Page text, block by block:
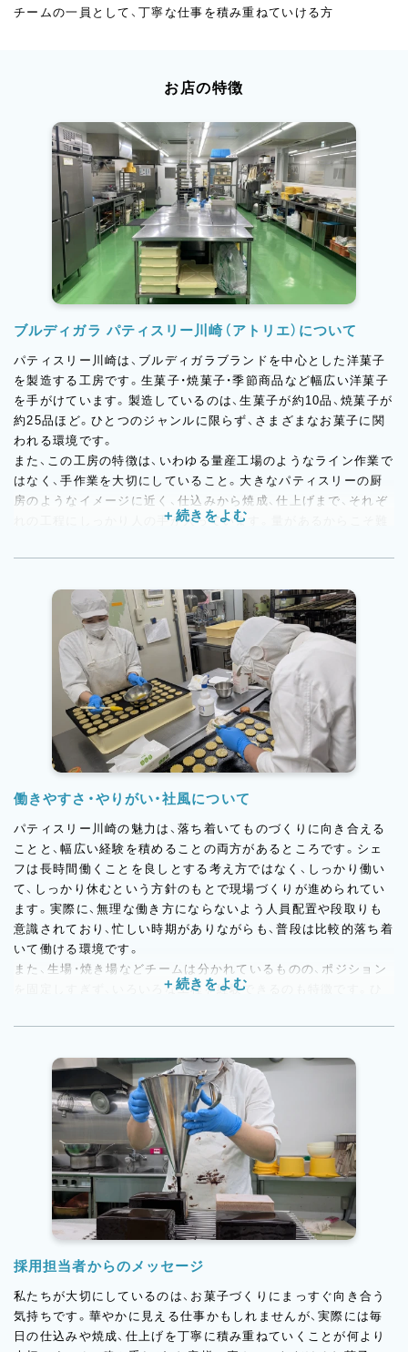
チームの一員として、丁寧な仕事を積み重ねていける方
お店の特徴
ブルディガラ パティスリー川崎（アトリエ）について
パティスリー川崎は、ブルディガラブランドを中心とした洋菓子
を製造する工房です。生菓子・焼菓子・季節商品など幅広い洋菓子
を手がけています。製造しているのは、生菓子が約10品、焼菓子が
約25品ほど。ひとつのジャンルに限らず、さまざまなお菓子に関
われる環境です。
また、この工房の特徴は、いわゆる量産工場のようなライン作業で
はなく、手作業を大切にしていること。大きなパティスリーの厨
房のようなイメージに近く、仕込みから焼成、仕上げまで、それぞ
れの工程にしっかり人の手が入っています。量があるからこそ難
でいただける品質を保ち続けることを大切にしています。ブラン
働きやすさ・やりがい・社風について
パティスリー川崎の魅力は、落ち着いてものづくりに向き合える
ことと、幅広い経験を積めることの両方があるところです。シェ
フは長時間働くことを良しとする考え方ではなく、しっかり働い
て、しっかり休むという方針のもとで現場づくりが進められてい
ます。実際に、無理な働き方にならないよう人員配置や段取りも
意識されており、忙しい時期がありながらも、普段は比較的落ち着
いて働ける環境です。
また、生場・焼き場などチームは分かれているものの、ポジション
を固定しすぎず、いろいろな工程を経験できるのも特徴です。ひ
で、成長の実感を持ちやすいと思います。現場ではお互いに声を
るところは締めるメリハリのある空気感です。ひとりで黙々と抱
え込むより、チームでより良いものづくりをしていく社風が根づ
いています。
採用担当者からのメッセージ
私たちが大切にしているのは、お菓子づくりにまっすぐ向き合う
気持ちです。華やかに見える仕事かもしれませんが、実際には毎
日の仕込みや焼成、仕上げを丁寧に積み重ねていくことが何より